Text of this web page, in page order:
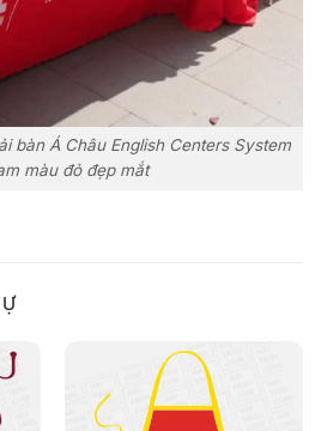
bàn Á Châu English Centers System
màu đỏ đẹp mắt